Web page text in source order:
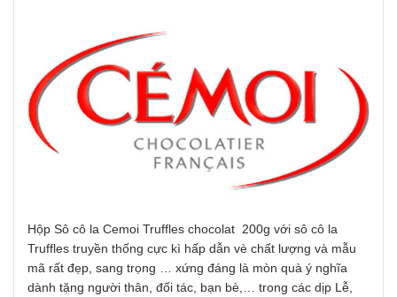
Hộp Sô cô la Cemoi Truffles chocolat 200g với sô cô la
Truffles truyền thống cực kì hấp dẫn vè chất lượng và mẫu
mã rất đẹp, sang trọng … xứng đáng là mòn quà ý nghĩa
dành tặng người thân, đối tác, bạn bè,… trong các dịp Lễ,